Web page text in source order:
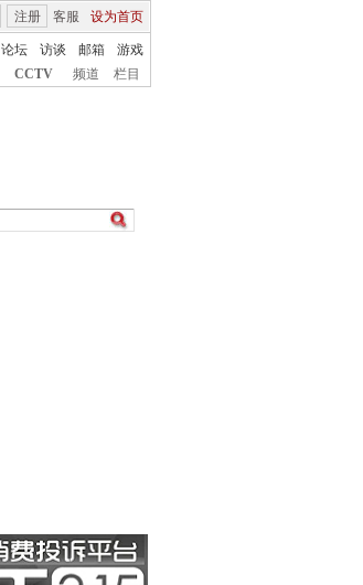
客服 设为首页
注册
论坛 访谈 邮箱
游戏
CCTV 频道 栏目